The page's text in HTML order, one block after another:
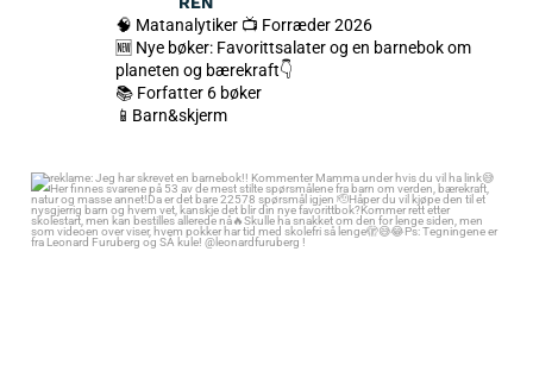
🧠 Matanalytiker 📺 Forræder 2026
🆕 Nye bøker: Favorittsalater og en barnebok om
planeten og bærekraft👇
📚 Forfatter 6 bøker
📱Barn&skjerm
reklame: Jeg har skrevet en barnebok!! Kommenter Mamma under hvis
du vil ha link😅
Her finnes svarene på 53 av de mest stilte spørsmålene fra barn om
verden, bærekraft, natur og masse annet!